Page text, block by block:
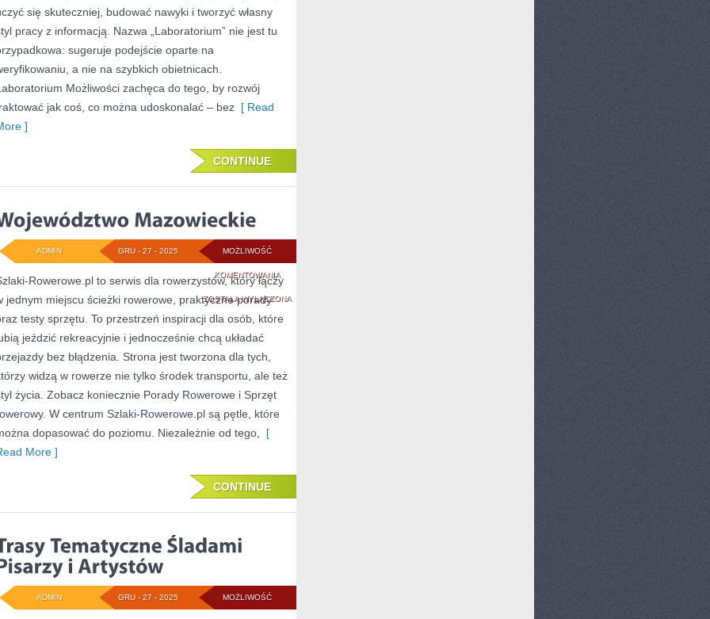
się skuteczniej, budować nawyki i tworzyć własny
pracy z informacją. Nazwa „Laboratorium” nie jest tu
sugeruje podejście oparte na
a nie na szybkich obietnicach.
Możliwości zachęca do tego, by rozwój
jak coś, co można udoskonalać – bez [ Read
]
CONTINUE
MOŻLIWOŚĆ
KOMENTOWANIAWOJEWÓDZTWO
MAZOWIECKIE
ZOSTAŁA WYŁĄCZONA
GRU - 27 - 2025
ADMIN
Rowerowe.pl to serwis dla rowerzystów, który łączy
jednym miejscu ścieżki rowerowe, praktyczne porady
testy sprzętu. To przestrzeń inspiracji dla osób, które
jeździć rekreacyjnie i jednocześnie chcą układać
bez błądzenia. Strona jest tworzona dla tych,
widzą w rowerze nie tylko środek transportu, ale też
życia. Zobacz koniecznie Porady Rowerowe i Sprzęt
W centrum Szlaki-Rowerowe.pl są pętle, które
dopasować do poziomu. Niezależnie od tego,
[
More ]
CONTINUE
MOŻLIWOŚĆ
GRU - 27 - 2025
ADMIN